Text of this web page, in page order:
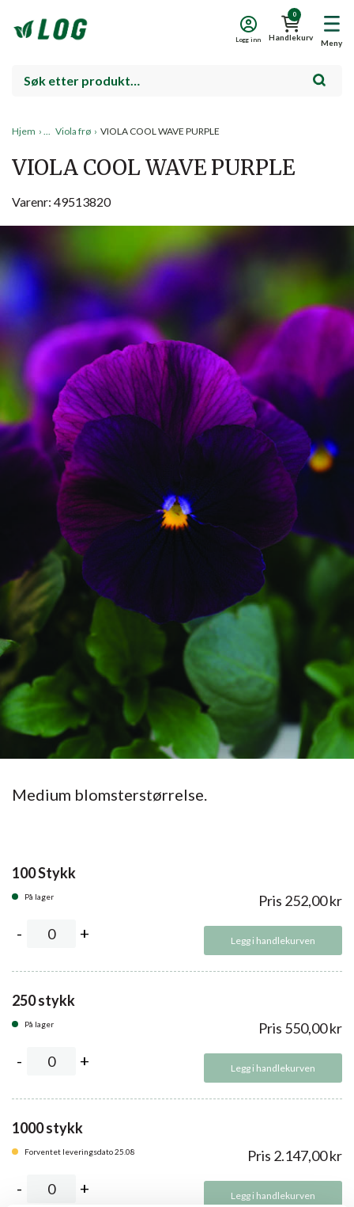
Meny
0
Handlekurv
Logg inn
Hjem › Viola frø › VIOLA COOL WAVE PURPLE
VIOLA COOL WAVE PURPLE
Varenr: 49513820
Medium blomsterstørrelse.
100 Stykk
På lager Pris 252,00kr
Legg i handlekurven
250 stykk
På lager Pris 550,00kr
Legg i handlekurven
1000 stykk
Forventet leveringsdato 25.08 Pris 2.147,00kr
Legg i handlekurven